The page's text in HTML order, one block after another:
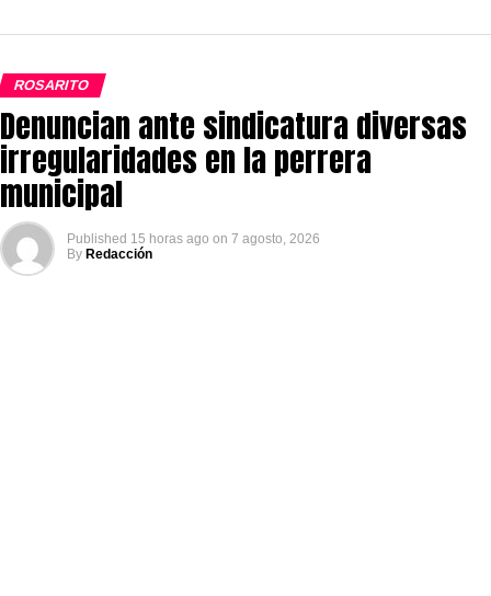
ROSARITO
Denuncian ante sindicatura diversas
irregularidades en la perrera
municipal
Published 15 horas ago on 7 agosto, 2026
By Redacción